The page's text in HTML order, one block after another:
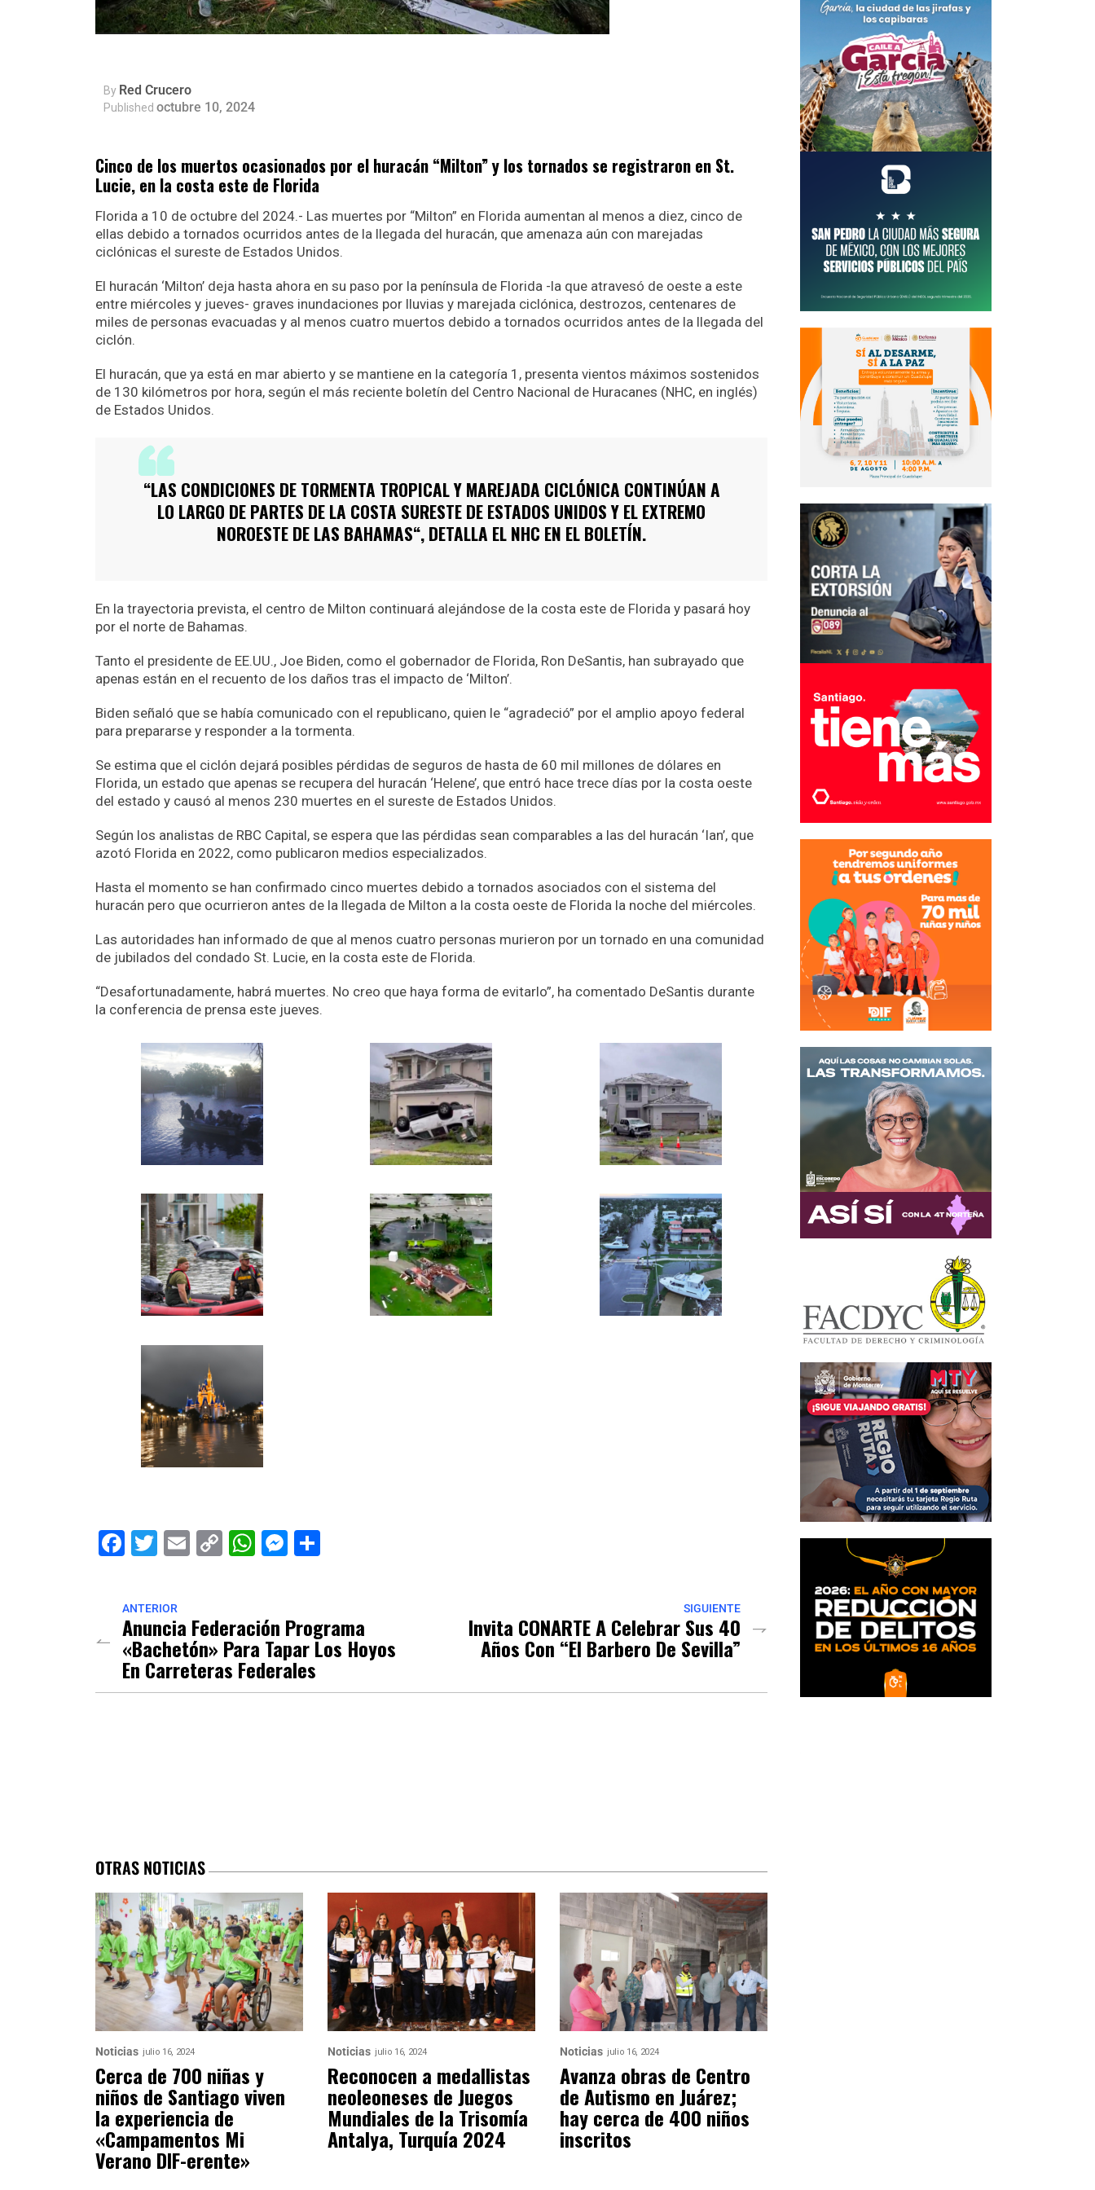
By Red Crucero
Published octubre 10, 2024
Cinco de los muertos ocasionados por el huracán “Milton” y los tornados se registraron en St.
Lucie, en la costa este de Florida
Florida a 10 de octubre del 2024.- Las muertes por “Milton” en Florida aumentan al menos a diez, cinco de
ellas debido a tornados ocurridos antes de la llegada del huracán, que amenaza aún con marejadas
ciclónicas el sureste de Estados Unidos.
El huracán ‘Milton’ deja hasta ahora en su paso por la península de Florida -la que atravesó de oeste a este
entre miércoles y jueves- graves inundaciones por lluvias y marejada ciclónica, destrozos, centenares de
miles de personas evacuadas y al menos cuatro muertos debido a tornados ocurridos antes de la llegada del
ciclón.
El huracán, que ya está en mar abierto y se mantiene en la categoría 1, presenta vientos máximos sostenidos
de 130 kilómetros por hora, según el más reciente boletín del Centro Nacional de Huracanes (NHC, en inglés)
de Estados Unidos.
“LAS CONDICIONES DE TORMENTA TROPICAL Y MAREJADA CICLÓNICA CONTINÚAN A
LO LARGO DE PARTES DE LA COSTA SURESTE DE ESTADOS UNIDOS Y EL EXTREMO
NOROESTE DE LAS BAHAMAS“, DETALLA EL NHC EN EL BOLETÍN.
En la trayectoria prevista, el centro de Milton continuará alejándose de la costa este de Florida y pasará hoy
por el norte de Bahamas.
Tanto el presidente de EE.UU., Joe Biden, como el gobernador de Florida, Ron DeSantis, han subrayado que
apenas están en el recuento de los daños tras el impacto de ‘Milton’.
Biden señaló que se había comunicado con el republicano, quien le “agradeció” por el amplio apoyo federal
para prepararse y responder a la tormenta.
Se estima que el ciclón dejará posibles pérdidas de seguros de hasta de 60 mil millones de dólares en
Florida, un estado que apenas se recupera del huracán ‘Helene’, que entró hace trece días por la costa oeste
del estado y causó al menos 230 muertes en el sureste de Estados Unidos.
Según los analistas de RBC Capital, se espera que las pérdidas sean comparables a las del huracán ‘Ian’, que
azotó Florida en 2022, como publicaron medios especializados.
Hasta el momento se han confirmado cinco muertes debido a tornados asociados con el sistema del
huracán pero que ocurrieron antes de la llegada de Milton a la costa oeste de Florida la noche del miércoles.
Las autoridades han informado de que al menos cuatro personas murieron por un tornado en una comunidad
de jubilados del condado St. Lucie, en la costa este de Florida.
“Desafortunadamente, habrá muertes. No creo que haya forma de evitarlo”, ha comentado DeSantis durante
la conferencia de prensa este jueves.
Facebook
Twitter
EmailCopyWhatsApp
Messenger
ANTERIOR
Anuncia Federación Programa
«Bachetón» Para Tapar Los Hoyos
En Carreteras Federales
SIGUIENTE
Invita CONARTE A Celebrar Sus 40
Años Con “El Barbero De Sevilla”
OTRAS NOTICIAS
Noticias julio 16, 2024
Cerca de 700 niñas y
niños de Santiago viven
la experiencia de
«Campamentos Mi
Verano DIF-erente»
Noticias julio 16, 2024
Reconocen a medallistas
neoleoneses de Juegos
Mundiales de la Trisomía
Antalya, Turquía 2024
Noticias julio 16, 2024
Avanza obras de Centro
de Autismo en Juárez;
hay cerca de 400 niños
inscritos